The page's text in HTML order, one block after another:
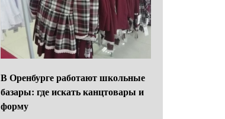
В Оренбурге работают школьные
базары: где искать канцтовары и
форму